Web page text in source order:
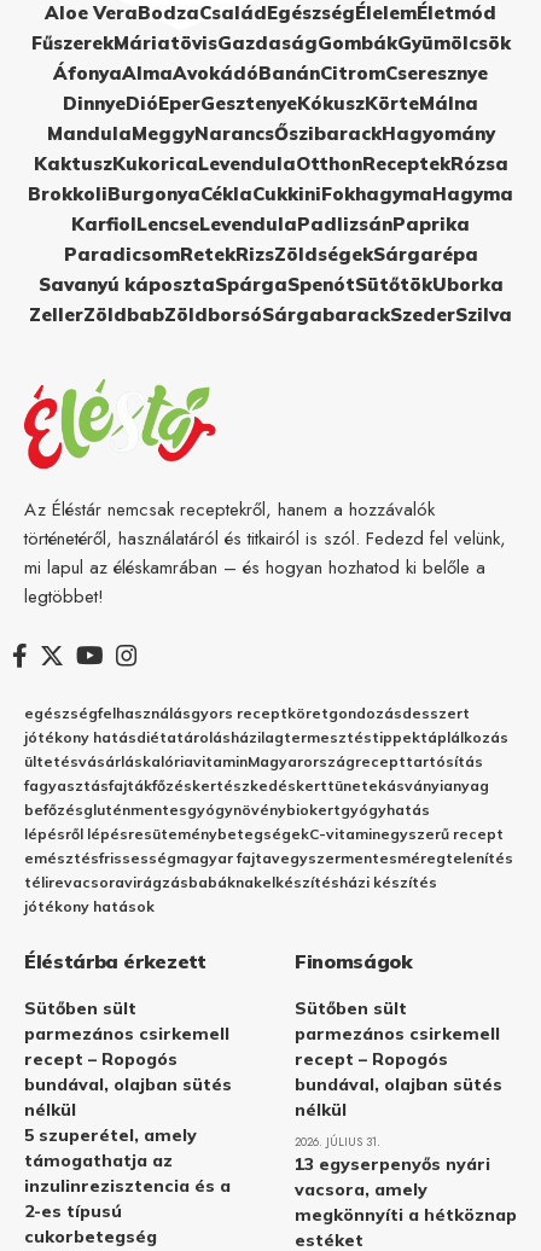
Aloe VeraBodzaCsaládEgészségÉlelemÉletmód
FűszerekMáriatövisGazdaságGombákGyümölcsök
ÁfonyaAlmaAvokádóBanánCitromCseresznye
DinnyeDióEperGesztenyeKókuszKörteMálna
MandulaMeggyNarancsŐszibarackHagyomány
KaktuszKukoricaLevendulaOtthonReceptekRózsa
BrokkoliBurgonyaCéklaCukkiniFokhagymaHagyma
KarfiolLencseLevendulaPadlizsánPaprika
ParadicsomRetekRizsZöldségekSárgarépa
Savanyú káposztaSpárgaSpenótSütőtökUborka
ZellerZöldbabZöldborsóSárgabarackSzederSzilva
Az Éléstár nemcsak receptekről, hanem a hozzávalók
történetéről, használatáról és titkairól is szól. Fedezd fel velünk,
mi lapul az éléskamrában – és hogyan hozhatod ki belőle a
legtöbbet!
egészségfelhasználásgyors receptköretgondozásdesszert
jótékony hatásdiétatárolásházilagtermesztéstippektáplálkozás
ültetésvásárláskalóriavitaminMagyarországrecepttartósítás
fagyasztásfajtákfőzéskertészkedéskerttünetekásványianyag
befőzésgluténmentesgyógynövénybiokertgyógyhatás
lépésről lépésresüteménybetegségekC-vitaminegyszerű recept
emésztésfrissességmagyar fajtavegyszermentesméregtelenítés
télirevacsoravirágzásbabáknakelkészítésházi készítés
jótékony hatások
Éléstárba érkezett
Sütőben sült
parmezános csirkemell
recept – Ropogós
bundával, olajban sütés
nélkül
5 szuperétel, amely
támogathatja az
inzulinrezisztencia és a
2-es típusú
cukorbetegség
Finomságok
Sütőben sült
parmezános csirkemell
recept – Ropogós
bundával, olajban sütés
nélkül
2026. JÚLIUS 31.
13 egyserpenyős nyári
vacsora, amely
megkönnyíti a hétköznap
estéket